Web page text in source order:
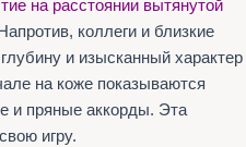
на расстоянии вытянутой
Напротив, коллеги и близкие
и изысканный характер
на коже показываются
и пряные аккорды. Эта
игру.